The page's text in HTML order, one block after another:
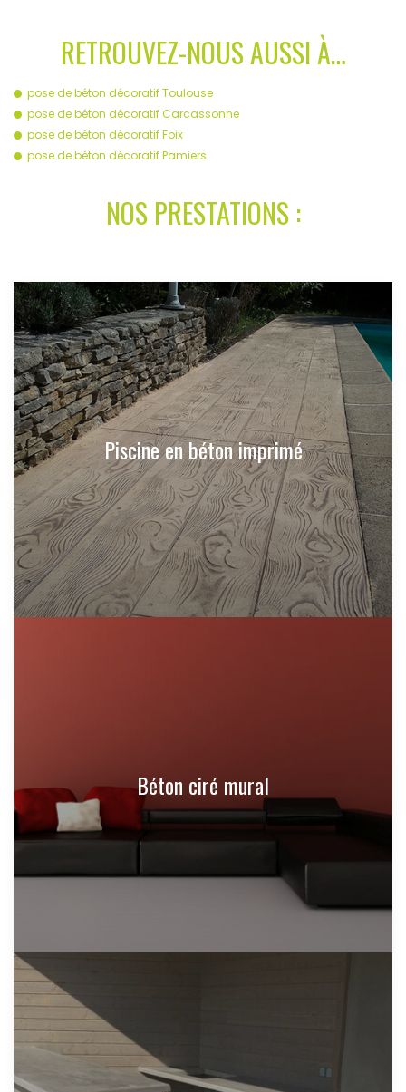
RETROUVEZ-NOUS AUSSI À…
pose de béton décoratif Toulouse
pose de béton décoratif Carcassonne
pose de béton décoratif Foix
pose de béton décoratif Pamiers
NOS PRESTATIONS :
Piscine en béton imprimé
Béton ciré mural